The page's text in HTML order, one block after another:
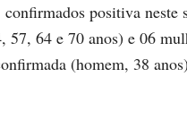
positiva
57, 64 e 70 anos) e 06
(homem, 38